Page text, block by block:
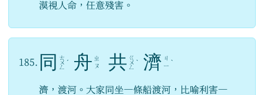
漠視人命，任意殘害。
185. 同 ㄊ
ㄨ
ㄥ
ˊ 舟 ㄓ
ㄡ
共 ㄍ
ㄨ
ㄥ
ˋ 濟 ㄐ
ㄧ ˋ
濟，渡河。大家同坐一條船渡河，比喻利害一